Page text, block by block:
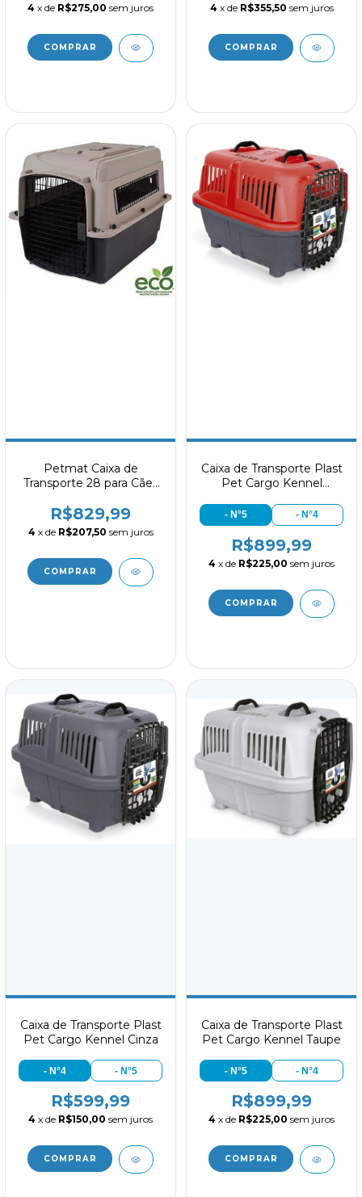
4 x de R$275,00 sem juros 4 x de R$355,50 sem juros
Petmat Caixa de
Transporte 28 para Cães
R$829,99
4 x de R$207,50 sem juros
Caixa de Transporte Plast
Pet Cargo Kennel
- N°5 - N°4
R$899,99
4 x de R$225,00 sem juros
Caixa de Transporte Plast
Pet Cargo Kennel Cinza
- N°4 - N°5
R$599,99
4 x de R$150,00 sem juros
Caixa de Transporte Plast
Pet Cargo Kennel Taupe
- N°5 - N°4
R$899,99
4 x de R$225,00 sem juros